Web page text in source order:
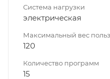
Система нагрузки
электрическая
Максимальный вес
120
Количество программ
15